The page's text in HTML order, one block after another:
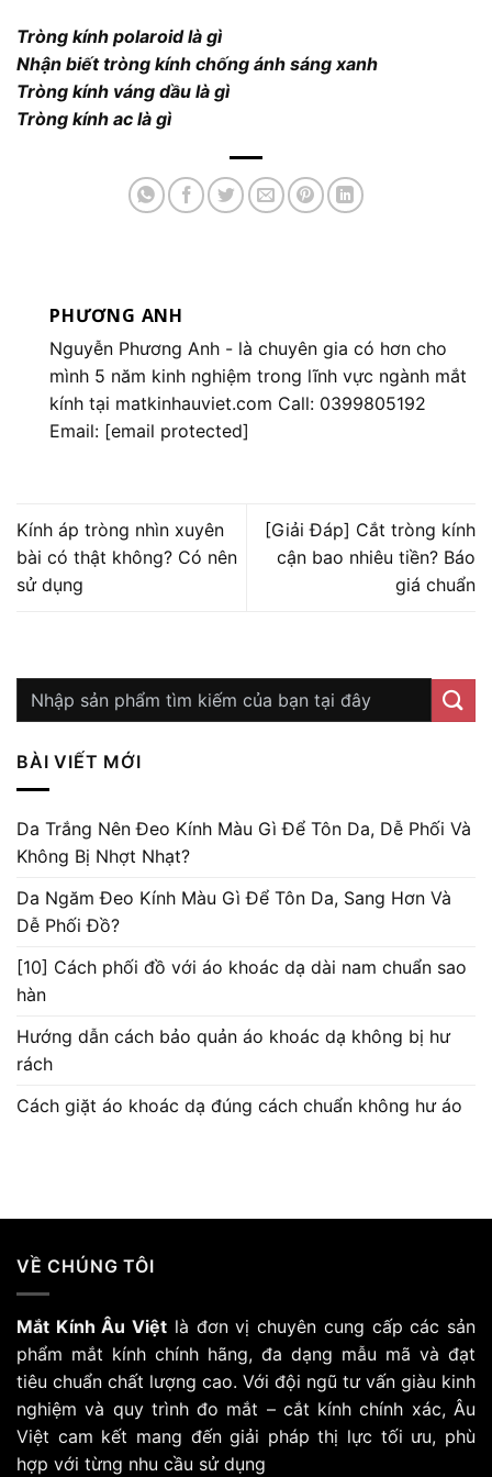
Tròng kính polaroid là gì
Nhận biết tròng kính chống ánh sáng xanh
Tròng kính váng dầu là gì
Tròng kính ac là gì
PHƯƠNG ANH
Nguyễn Phương Anh - là chuyên gia có hơn cho
mình 5 năm kinh nghiệm trong lĩnh vực ngành mắt
kính tại matkinhauviet.com Call: 0399805192
Email: [email protected]
Kính áp tròng nhìn xuyên
bài có thật không? Có nên
sử dụng
[Giải Đáp] Cắt tròng kính
cận bao nhiêu tiền? Báo
giá chuẩn
BÀI VIẾT MỚI
Da Trắng Nên Đeo Kính Màu Gì Để Tôn Da, Dễ Phối Và
Không Bị Nhợt Nhạt?
Da Ngăm Đeo Kính Màu Gì Để Tôn Da, Sang Hơn Và
Dễ Phối Đồ?
[10] Cách phối đồ với áo khoác dạ dài nam chuẩn sao
hàn
Hướng dẫn cách bảo quản áo khoác dạ không bị hư
rách
Cách giặt áo khoác dạ đúng cách chuẩn không hư áo
VỀ CHÚNG TÔI
Mắt Kính Âu Việt là đơn vị chuyên cung cấp các sản
phẩm mắt kính chính hãng, đa dạng mẫu mã và đạt
tiêu chuẩn chất lượng cao. Với đội ngũ tư vấn giàu kinh
nghiệm và quy trình đo mắt – cắt kính chính xác, Âu
Việt cam kết mang đến giải pháp thị lực tối ưu, phù
hợp với từng nhu cầu sử dụng